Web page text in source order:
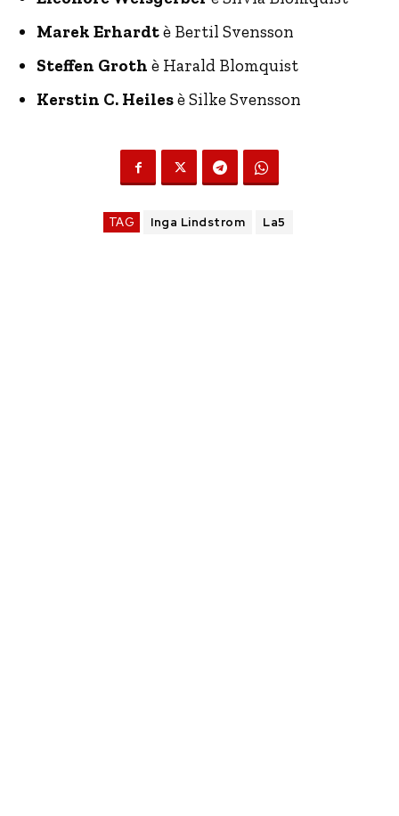
Marek Erhardtè Bertil Svensson
Steffen Groth è Harald Blomquist
Kerstin C. Heilesè Silke Svensson
TAG Inga Lindstrom La5